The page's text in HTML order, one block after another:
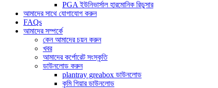
PGA ইউনিভার্সাল হারমোনিক রিডুসার
আমাদের সাথে যোগাযোগ করুন
FAQs
আমাদের সম্পর্কে
কেন আমাদের চয়ন করুন
খবর
আমাদের কর্পোরেট সংস্কৃতি
ডাউনলোড করুন
plantray greabox ডাউনলোড
কৃমি গিয়ার ডাউনলোড